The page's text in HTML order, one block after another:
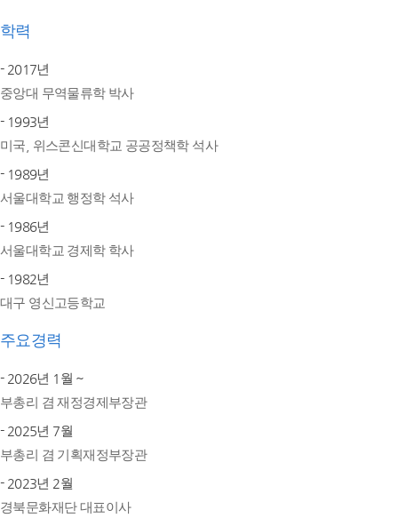
학력
- 2017년
중앙대 무역물류학 박사
- 1993년
미국, 위스콘신대학교 공공정책학 석사
- 1989년
서울대학교 행정학 석사
- 1986년
서울대학교 경제학 학사
- 1982년
대구 영신고등학교
주요경력
- 2026년 1월 ~
부총리 겸 재정경제부장관
- 2025년 7월
부총리 겸 기획재정부장관
- 2023년 2월
경북문화재단 대표이사